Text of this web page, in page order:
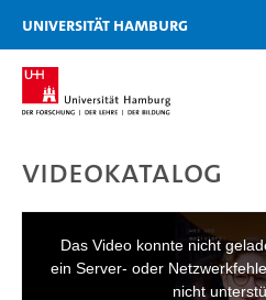
Zur Metanavigation
Zur Hauptnavigation
Zur Suche
Zum Inhalt
Zum Seitenfuss
Universität Hamburg
Videokatalog
window.
Das Video konnte nicht
ein Server- oder
nicht